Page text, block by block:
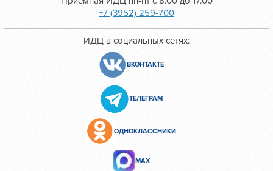
+7 (3952) 259-700
ИДЦ в социальных сетях:
ВКОНТАКТЕ
ТЕЛЕГРАМ
ОДНОКЛАССНИКИ
МАХ